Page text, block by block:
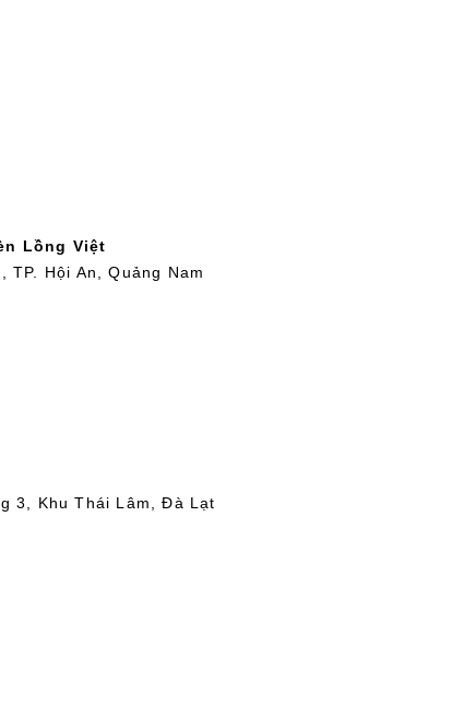
Lồng Việt
TP. Hội An, Quảng Nam
3, Khu Thái Lâm, Đà Lạt